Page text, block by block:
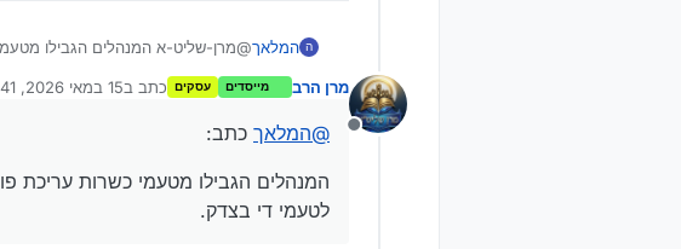
ה המלאך@מרן-שליט-א המנהלים הגבילו
מנותק
מרן הרב מייסדים עסקים כתב ב15 במאי 2026, 12:41
נערך לאחרונה על ידי
@המלאך כתב:
המנהלים הגבילו מטעמי כשרות עריכת
לטעמי די בצדק.